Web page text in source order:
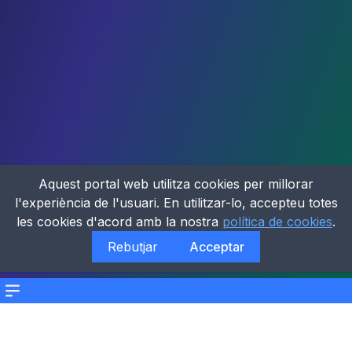
Menu
Aquest portal web utilitza cookies per millorar
l'experiència de l'usuari. En utilitzar-lo, accepteu totes
les cookies d'acord amb la nostra política de cookies.
Rebutjar
Acceptar